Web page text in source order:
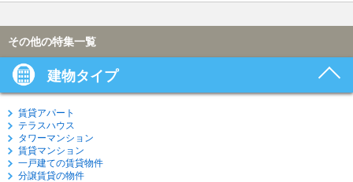
その他の特集一覧
建物タイプ
賃貸アパート
テラスハウス
タワーマンション
賃貸マンション
一戸建ての賃貸物件
分譲賃貸の物件